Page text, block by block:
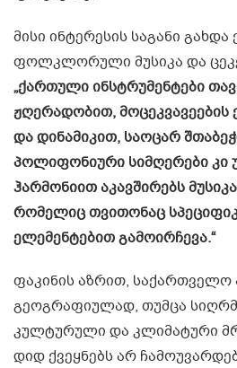
მისი ინტერესის საგანი
ფოლკლორული მუსიკა და
„ქართული ინსტრუმენტები
ჟღერადობით,
და დინამიკით, საოცარ
პოლიფონიური სიმღერები კი
ჰარმონიით აკავშირებს
რომელიც თვითონაც
ელემენტებით გამოირჩევა.“
ფაკინის აზრით, საქართველო
გეოგრაფიულად, თუმცა
კულტურული და კლიმატური
დიდ ქვეყნებს არ